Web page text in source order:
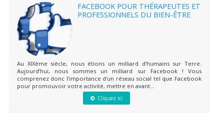
FACEBOOK POUR THÉRAPEUTES ET
PROFESSIONNELS DU BIEN-ÊTRE
Au XIXème siècle, nous étions un milliard d’humains sur Terre.
Aujourd’hui, nous sommes un milliard sur Facebook ! Vous
comprenez donc l’importance d’un réseau social tel que Facebook
pour promouvoir votre activité, mettre en avant...
Cliquez ici